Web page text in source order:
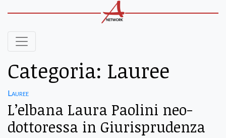
Categoria: Lauree
Lauree
L’elbana Laura Paolini neo-
dottoressa in Giurisprudenza